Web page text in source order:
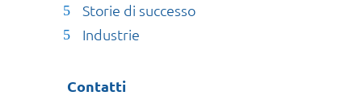
Storie di successo
Industrie
Contatti